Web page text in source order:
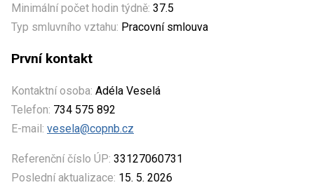
Minimální počet hodin týdně: 37.5
Typ smluvního vztahu: Pracovní smlouva
První kontakt
Kontaktní osoba: Adéla Veselá
Telefon: 734 575 892
E-mail: vesela@copnb.cz
Referenční číslo ÚP: 33127060731
Poslední aktualizace: 15. 5. 2026